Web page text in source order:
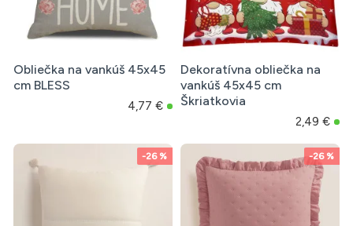
Obliečka na vankúš 45x45
cm BLESS
4,77 €
Dekoratívna obliečka na
vankúš 45x45 cm
Škriatkovia
2,49 €
-26 % -26 %